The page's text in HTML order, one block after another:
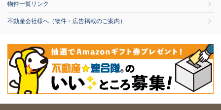
物件一覧リンク
不動産会社様へ（物件・広告掲載のご案内）